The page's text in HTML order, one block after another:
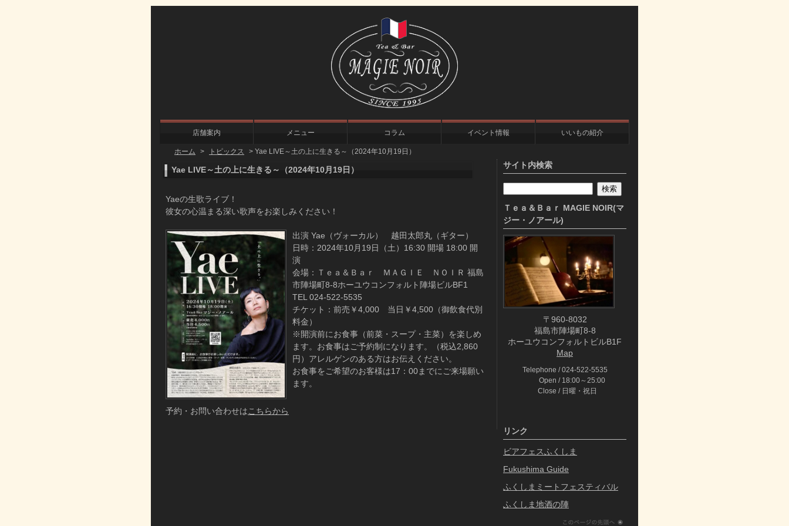
店舗案内 メニュー コラム イベント情報 いいもの紹介
ホーム > トピックス > Yae LIVE～土の上に生きる～（2024年10月19日）
Yae LIVE～土の上に生きる～（2024年10月19日）
Yaeの生歌ライブ！
彼女の心温まる深い歌声をお楽しみください！
出演 Yae（ヴォーカル） 越田太郎丸（ギター）
日時：2024年10月19日（土）16:30 開場 18:00 開
演
会場：Ｔｅａ＆Ｂａｒ ＭＡＧＩＥ ＮＯＩＲ 福島
市陣場町8-8ホーユウコンフォルト陣場ビルBF1
TEL 024-522-5535
チケット：前売￥4,000 当日￥4,500（御飲食代別
料金）
※開演前にお食事（前菜・スープ・主菜）を楽しめ
ます。お食事はご予約制になります。（税込2,860
円）アレルゲンのある方はお伝えください。
お食事をご希望のお客様は17：00までにご来場願い
ます。
予約・お問い合わせはこちらから
サイト内検索
Ｔｅａ＆Ｂａｒ MAGIE NOIR(マ
ジー・ノアール)
〒960-8032
福島市陣場町8-8
ホーユウコンフォルトビルB1F
Map
Telephone
024-522-5535
Open
18:00～25:00
Close
日曜・祝日
リンク
ビアフェスふくしま
Fukushima Guide
ふくしまミートフェスティバル
ふくしま地酒の陣